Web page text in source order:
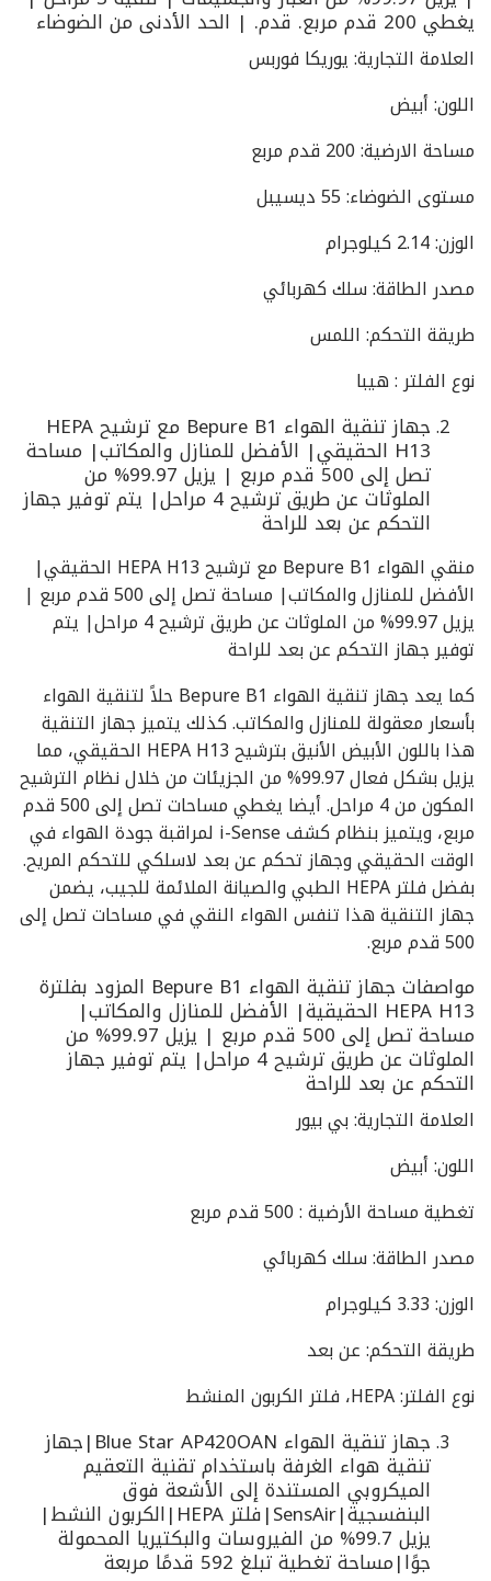
يغطي 200 قدم مربع. قدم. | الحد الأدنى من الضوضاء
العلامة التجارية: يوريكا فوربس
اللون: أبيض
مساحة الارضية: 200 قدم مربع
مستوى الضوضاء: 55 ديسيبل
الوزن: 2.14 كيلوجرام
مصدر الطاقة: سلك كهربائي
طريقة التحكم: اللمس
نوع الفلتر : هيبا
جهاز تنقية الهواء Bepure B1 مع ترشيح HEPA
H13 الحقيقي| الأفضل للمنازل والمكاتب| مساحة
تصل إلى 500 قدم مربع | يزيل 99.97% من
الملوثات عن طريق ترشيح 4 مراحل| يتم توفير جهاز
التحكم عن بعد للراحة
منقي الهواء Bepure B1 مع ترشيح HEPA H13 الحقيقي|
الأفضل للمنازل والمكاتب| مساحة تصل إلى 500 قدم مربع |
يزيل 99.97% من الملوثات عن طريق ترشيح 4 مراحل| يتم
توفير جهاز التحكم عن بعد للراحة
كما يعد جهاز تنقية الهواء Bepure B1 حلاً لتنقية الهواء
بأسعار معقولة للمنازل والمكاتب. كذلك يتميز جهاز التنقية
هذا باللون الأبيض الأنيق بترشيح HEPA H13 الحقيقي، مما
يزيل بشكل فعال 99.97% من الجزيئات من خلال نظام الترشيح
المكون من 4 مراحل. أيضا يغطي مساحات تصل إلى 500 قدم
مربع، ويتميز بنظام كشف i-Sense لمراقبة جودة الهواء في
الوقت الحقيقي وجهاز تحكم عن بعد لاسلكي للتحكم المريح.
بفضل فلتر HEPA الطبي والصيانة الملائمة للجيب، يضمن
جهاز التنقية هذا تنفس الهواء النقي في مساحات تصل إلى
500 قدم مربع.
مواصفات جهاز تنقية الهواء Bepure B1 المزود بفلترة
HEPA H13 الحقيقية| الأفضل للمنازل والمكاتب|
مساحة تصل إلى 500 قدم مربع | يزيل 99.97% من
الملوثات عن طريق ترشيح 4 مراحل| يتم توفير جهاز
التحكم عن بعد للراحة
العلامة التجارية: بي بيور
اللون: أبيض
تغطية مساحة الأرضية : 500 قدم مربع
مصدر الطاقة: سلك كهربائي
الوزن: 3.33 كيلوجرام
طريقة التحكم: عن بعد
نوع الفلتر: HEPA، فلتر الكربون المنشط
جهاز تنقية الهواء Blue Star AP420OAN|جهاز
تنقية هواء الغرفة باستخدام تقنية التعقيم
الميكروبي المستندة إلى الأشعة فوق
البنفسجية|SensAir|فلتر HEPA|الكربون النشط|
يزيل 99.7% من الفيروسات والبكتيريا المحمولة
جوًا|مساحة تغطية تبلغ 592 قدمًا مربعة